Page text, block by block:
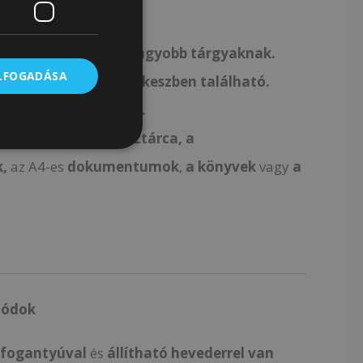
szerelve:
a nagyobb tárgyaknak.
a másika fő rekeszben található.
cipzárral van lezárva.
a pénztárca, a
az A4-es dokumentumok, a könyvekvagy a
fogantyúval és állítható hevederrel van